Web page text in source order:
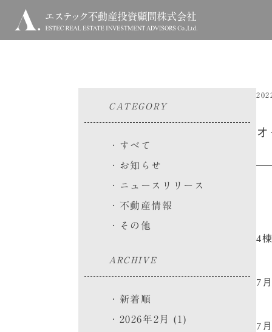
CATEGORY
すべて
お知らせ
ニュースリリース
不動産情報
その他
ARCHIVE
新着順
2026年2月 (1)
4
7
7